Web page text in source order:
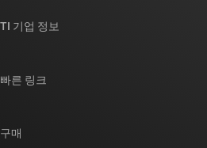
TI 기업 정보
빠른 링크
구매